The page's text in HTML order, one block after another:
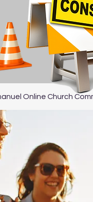
Online Church